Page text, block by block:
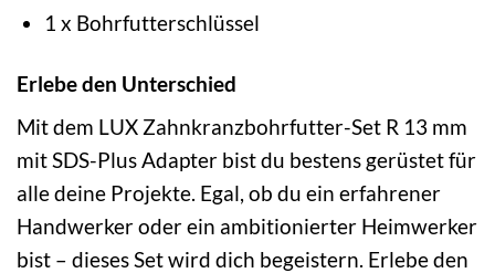
1 x Bohrfutterschlüssel
Erlebe den Unterschied
Mit dem LUX Zahnkranzbohrfutter-Set R 13 mm
mit SDS-Plus Adapter bist du bestens gerüstet für
alle deine Projekte. Egal, ob du ein erfahrener
Handwerker oder ein ambitionierter Heimwerker
bist – dieses Set wird dich begeistern. Erlebe den